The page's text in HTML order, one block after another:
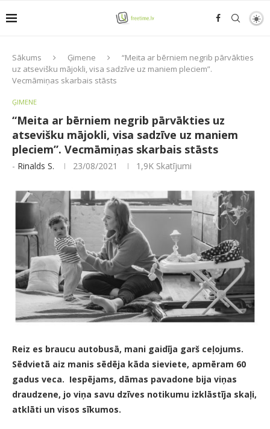
Sākums Ģimene
“Meita ar bērniem negrib pārvākties
uz atsevišku mājokli, visa sadzīve uz maniem pleciem”.
Vecmāmiņas skarbais stāsts
ĢIMENE
“Meita ar bērniem negrib pārvākties uz
atsevišku mājokli, visa sadzīve uz maniem
pleciem”. Vecmāmiņas skarbais stāsts
- Rinalds S. 23/08/2021 1,9K Skatījumi
Reiz es braucu autobusā, mani gaidīja garš ceļojums.
Sēdvietā aiz manis sēdēja kāda sieviete, apmēram 60
gadus veca. Iespējams, dāmas pavadone bija viņas
draudzene, jo viņa savu dzīves notikumu izklāstīja skaļi,
atklāti un visos sīkumos.